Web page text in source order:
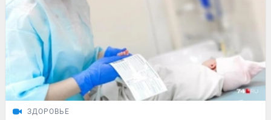
ЗДОРОВЬЕ